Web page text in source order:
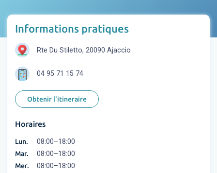
Informations pratiques
Rte Du Stiletto, 20090 Ajaccio
04 95 71 15 74
Obtenir l'itineraire
Horaires
Lun. 08:00–18:00
Mar. 08:00–18:00
Mer. 08:00–18:00